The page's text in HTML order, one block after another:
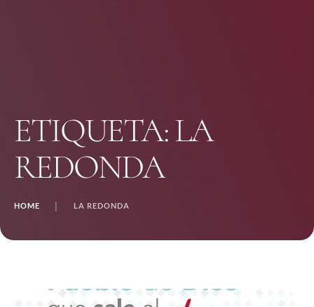
ETIQUETA:LA
REDONDA
HOME LA REDONDA